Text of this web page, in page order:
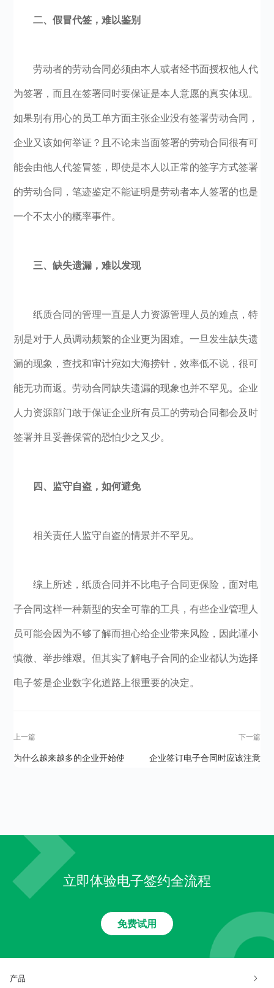
二、假冒代签，难以鉴别
劳动者的劳动合同必须由本人或者经书面授权他人代
为签署，而且在签署同时要保证是本人意愿的真实体现。
如果别有用心的员工单方面主张企业没有签署劳动合同，
企业又该如何举证？且不论未当面签署的劳动合同很有可
能会由他人代签冒签，即使是本人以正常的签字方式签署
的劳动合同，笔迹鉴定不能证明是劳动者本人签署的也是
一个不太小的概率事件。
三、缺失遗漏，难以发现
纸质合同的管理一直是人力资源管理人员的难点，特
别是对于人员调动频繁的企业更为困难。一旦发生缺失遗
漏的现象，查找和审计宛如大海捞针，效率低不说，很可
能无功而返。劳动合同缺失遗漏的现象也并不罕见。企业
人力资源部门敢于保证企业所有员工的劳动合同都会及时
签署并且妥善保管的恐怕少之又少。
四、监守自盗，如何避免
相关责任人监守自盗的情景并不罕见。
综上所述，纸质合同并不比电子合同更保险，面对电
子合同这样一种新型的安全可靠的工具，有些企业管理人
员可能会因为不够了解而担心给企业带来风险，因此谨小
慎微、举步维艰。但其实了解电子合同的企业都认为选择
电子签是企业数字化道路上很重要的决定。
上一篇
为什么越来越多的企业开始使
下一篇
企业签订电子合同时应该注意
立即体验电子签约全流程
免费试用
产品